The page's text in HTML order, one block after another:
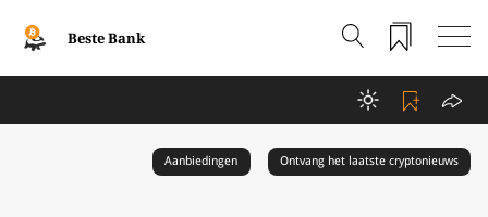
Beste Bank
Aanbiedingen Ontvang het laatste cryptonieuws